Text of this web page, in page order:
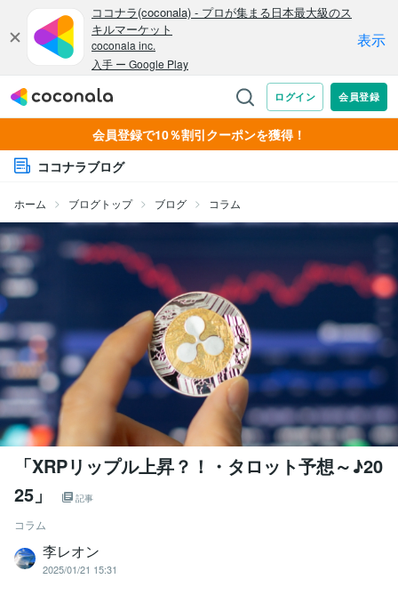
会員登録で10％割引クーポンを獲得！
ココナラブログ
ホーム ブログトップ ブログ コラム
「XRPリップル上昇？！・タロット予想～♪20
25」
記事
コラム
李レオン
2025/01/21 15:31